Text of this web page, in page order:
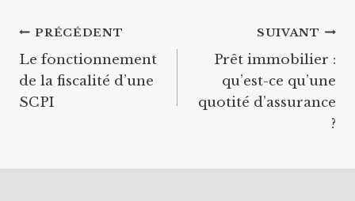
Navigation
de
l’article
PRÉCÉDENT
Le fonctionnement
de la fiscalité d’une
SCPI
SUIVANT
Prêt immobilier :
qu’est-ce qu’une
quotité d’assurance
?